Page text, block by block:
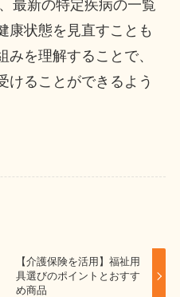
最新の特定疾病の一覧
康状態を見直すことも
を理解することで、
けることができるよう
【介護保険を活用】福祉用
具選びのポイントとおすす
め商品